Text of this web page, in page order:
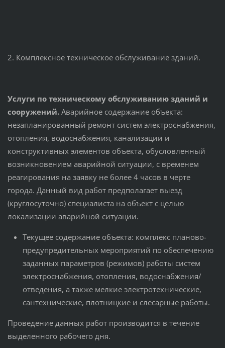
2. Комплексное техническое обслуживание зданий.
Услуги по техническому обслуживанию зданий и
сооружений.Аварийное содержание объекта:
незапланированный ремонт систем электроснабжения,
отопления, водоснабжения, канализации и
конструктивных элементов объекта, обусловленный
возникновением аварийной ситуации, с временем
реагирования на заявку не более 4 часов в черте
города. Данный вид работ предполагает выезд
(круглосуточно) специалиста на объект с целью
локализации аварийной ситуации.
Текущее содержание объекта: комплекс планово-
предупредительных мероприятий по обеспечению
заданных параметров (режимов) работы систем
электроснабжения, отопления, водоснабжения/
отведения, а также мелкие электротехнические,
сантехнические, плотницкие и слесарные работы.
Проведение данных работ производится в течение
выделенного рабочего дня.